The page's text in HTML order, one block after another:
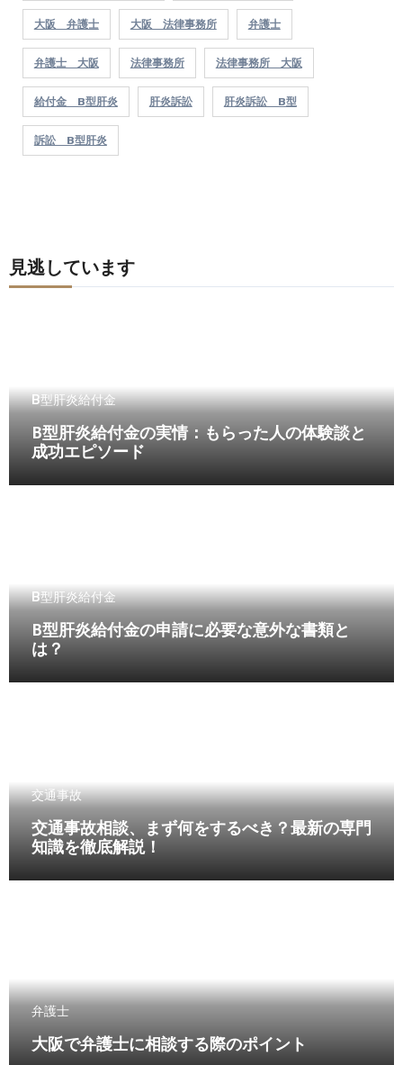
大阪 弁護士 大阪 法律事務所 弁護士
弁護士 大阪 法律事務所 法律事務所 大阪
給付金 B型肝炎 肝炎訴訟 肝炎訴訟 B型
訴訟 B型肝炎
見逃しています
B型肝炎給付金
B型肝炎給付金の実情：もらった人の体験談と
成功エピソード
B型肝炎給付金
B型肝炎給付金の申請に必要な意外な書類と
は？
交通事故
交通事故相談、まず何をするべき？最新の専門
知識を徹底解説！
弁護士
大阪で弁護士に相談する際のポイント